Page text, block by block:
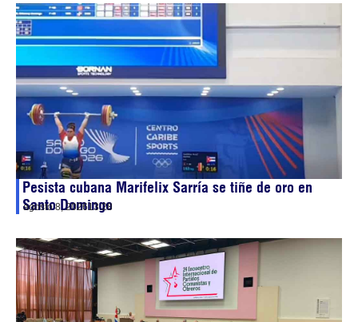
Pesista cubana Marifelix Sarría se tiñe de oro en
Santo Domingo
agosto 8, 202613:28